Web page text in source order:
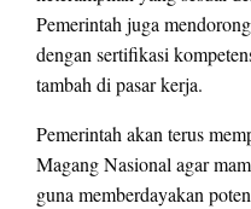
Pemerintah juga
dengan sertifikasi
tambah di pasar kerja.
Pemerintah akan terus
Magang Nasional agar
guna memberdayakan